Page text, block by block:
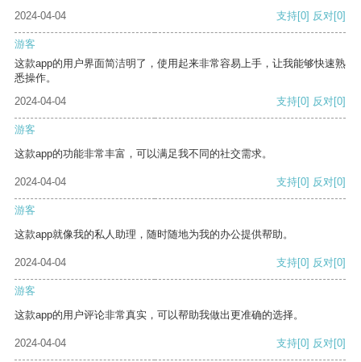
2024-04-04
支持[0] 反对[0]
游客
这款app的用户界面简洁明了，使用起来非常容易上手，让我能够快速熟
悉操作。
2024-04-04
支持[0] 反对[0]
游客
这款app的功能非常丰富，可以满足我不同的社交需求。
2024-04-04 支持[0] 反对[0]
游客
这款app就像我的私人助理，随时随地为我的办公提供帮助。
2024-04-04 支持[0] 反对[0]
游客
这款app的用户评论非常真实，可以帮助我做出更准确的选择。
2024-04-04 支持[0] 反对[0]